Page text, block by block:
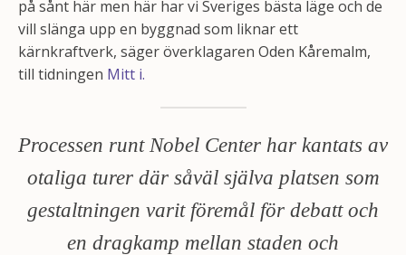
på sånt här men här har vi Sveriges bästa läge och de
vill slänga upp en byggnad som liknar ett
kärnkraftverk, säger överklagaren Oden Kåremalm,
till tidningen Mitt i.
Processen runt Nobel Center har kantats av
otaliga turer där såväl själva platsen som
gestaltningen varit föremål för debatt och
en dragkamp mellan staden och